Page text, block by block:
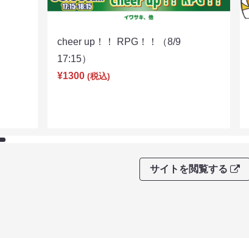
cheer up！！ RPG！！（8/9
17:15）
¥1300 (税込)
サイトを閲覧する